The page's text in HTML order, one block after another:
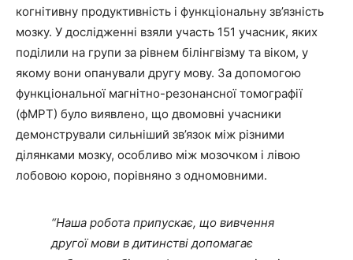
когнітивну продуктивність і функціональну зв’язність
мозку. У дослідженні взяли участь 151 учасник, яких
поділили на групи за рівнем білінгвізму та віком, у
якому вони опанували другу мову. За допомогою
функціональної магнітно-резонансної томографії
(фМРТ) було виявлено, що двомовні учасники
демонстрували сильніший зв’язок між різними
ділянками мозку, особливо між мозочком і лівою
лобовою корою, порівняно з одномовними.
“Наша робота припускає, що вивчення
другої мови в дитинстві допомагає